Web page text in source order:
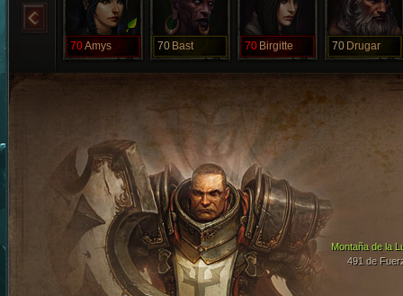
70Amys 70 Bast 70 Birgitte 70 Drugar
Montaña de la
491 de